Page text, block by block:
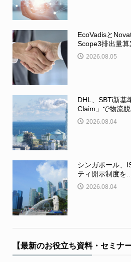
EcoVadisと
Scope3排出量算
2026.08.05
DHL、SBTi新
Claim」で物流
2026.08.04
シンガポール、
ティ開示制度を
2026.08.04
【最新のお役立ち資料・セミナー